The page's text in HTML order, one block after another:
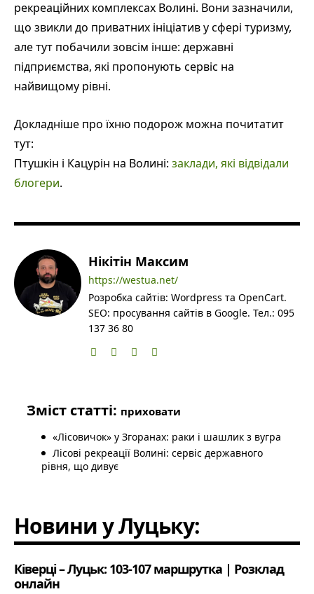
рекреаційних комплексах Волині. Вони зазначили,
що звикли до приватних ініціатив у сфері туризму,
але тут побачили зовсім інше: державні
підприємства, які пропонують сервіс на
найвищому рівні.
Докладніше про їхню подорож можна почитатит
тут:
Птушкін і Кацурін на Волині: заклади, які відвідали
блогери.
Нікітін Максим
https://westua.net/
Розробка сайтів: Wordpress та OpenCart.
SEO: просування сайтів в Google. Тел.: 095
137 36 80
Зміст статті: приховати
«Лісовичок» у Згоранах: раки і шашлик з вугра
Лісові рекреації Волині: сервіс державного
рівня, що дивує
Новини у Луцьку:
Ківерці – Луцьк: 103-107 маршрутка | Розклад
онлайн